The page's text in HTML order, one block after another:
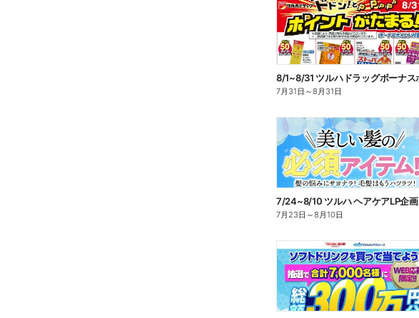
7月31日 ～8月31日
7/24~8/10 ツルハ ヘアケアLP企画
7月23日 ～8月10日